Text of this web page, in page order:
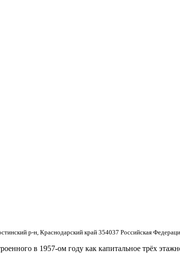
р-н, Краснодарский край 354037 Российская
в 1957-ом году как капитальное трёх